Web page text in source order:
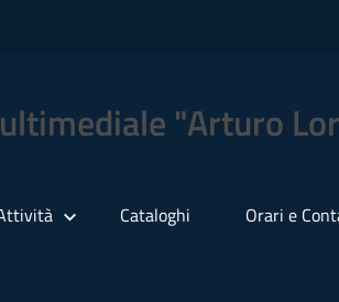
"Arturo
Cataloghi Orari e